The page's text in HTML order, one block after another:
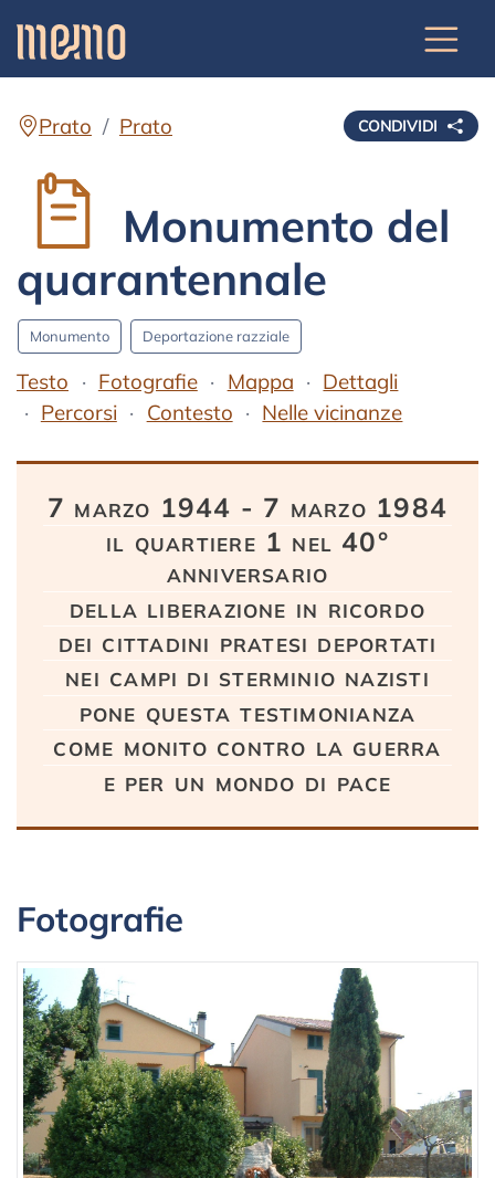
CONDIVIDI
Prato Prato
Monumento del
quarantennale
Monumento Deportazione razziale
Testo Fotografie Mappa
Dettagli
Percorsi
Contesto Nelle vicinanze
7 marzo 1944 - 7 marzo 1984
il quartiere 1 nel 40°
anniversario
della liberazione in ricordo
dei cittadini pratesi deportati
nei campi di sterminio nazisti
pone questa testimonianza
come monito contro la guerra
e per un mondo di pace
Fotografie